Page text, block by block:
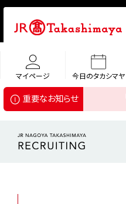
マイページ 今日のタカシマヤ
重要なお知らせ